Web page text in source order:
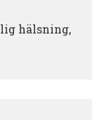
hälsning,